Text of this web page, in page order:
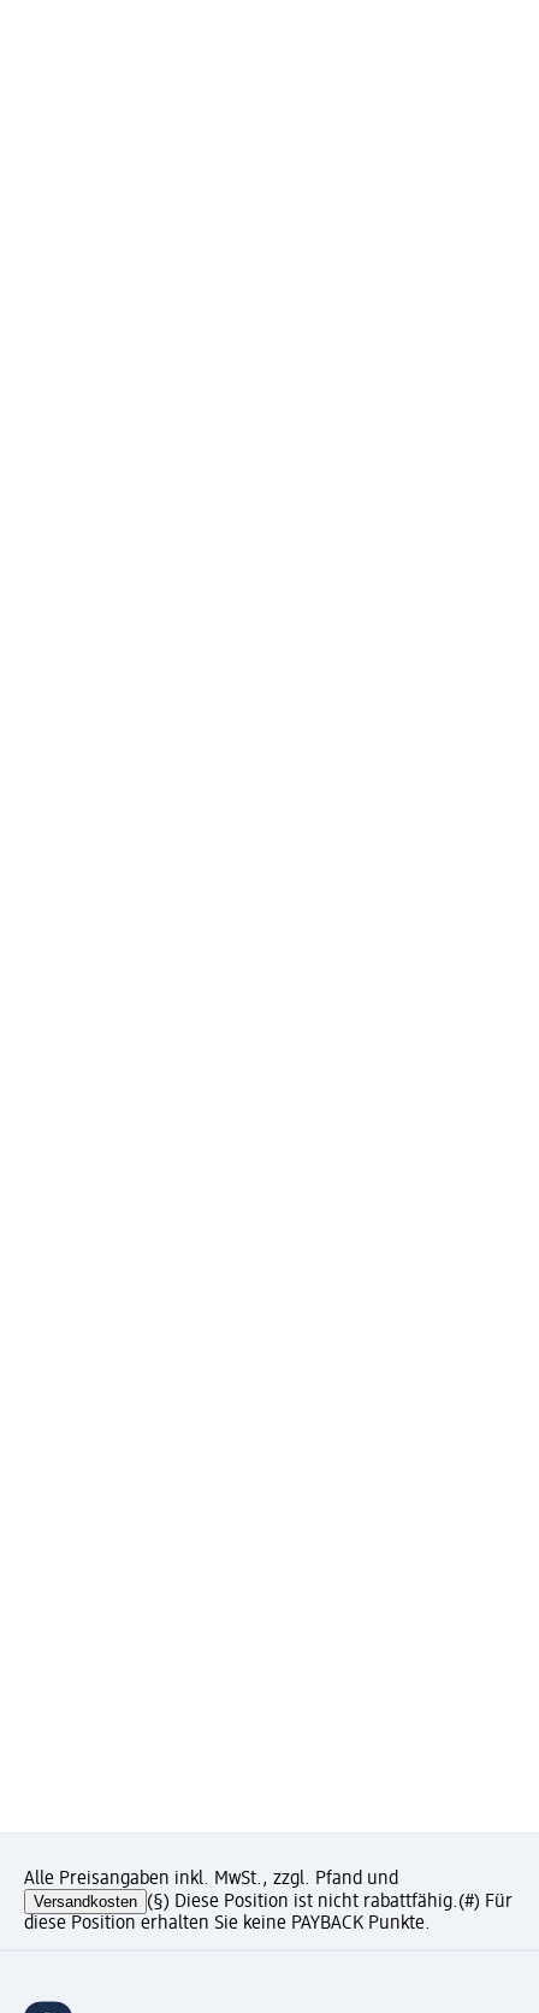
Alle Preisangaben inkl. MwSt., zzgl. Pfand und
Versandkosten (§) Diese Position ist nicht rabattfähig.(#) Für
diese Position erhalten Sie keine PAYBACK Punkte.